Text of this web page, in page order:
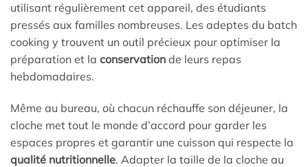
utilisant régulièrement cet appareil, des étudiants
pressés aux familles nombreuses. Les adeptes du batch
cooking y trouvent un outil précieux pour optimiser la
préparation et la conservation de leurs repas
hebdomadaires.
Même au bureau, où chacun réchauffe son déjeuner, la
cloche met tout le monde d’accord pour garder les
espaces propres et garantir une cuisson qui respecte la
qualité nutritionnelle. Adapter la taille de la cloche au